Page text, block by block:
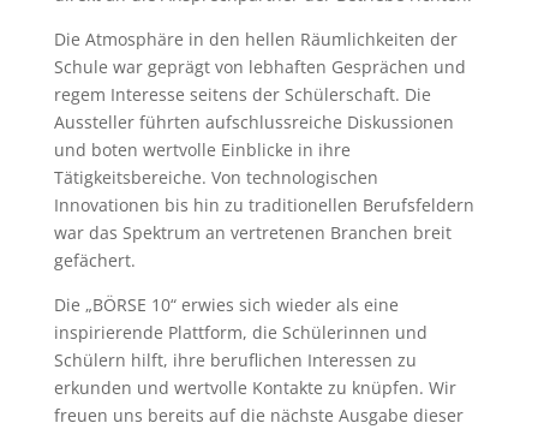
Die Atmosphäre in den hellen Räumlichkeiten der
Schule war geprägt von lebhaften Gesprächen und
regem Interesse seitens der Schülerschaft. Die
Aussteller führten aufschlussreiche Diskussionen
und boten wertvolle Einblicke in ihre
Tätigkeitsbereiche. Von technologischen
Innovationen bis hin zu traditionellen Berufsfeldern
war das Spektrum an vertretenen Branchen breit
gefächert.
Die „BÖRSE 10“ erwies sich wieder als eine
inspirierende Plattform, die Schülerinnen und
Schülern hilft, ihre beruflichen Interessen zu
erkunden und wertvolle Kontakte zu knüpfen. Wir
freuen uns bereits auf die nächste Ausgabe dieser